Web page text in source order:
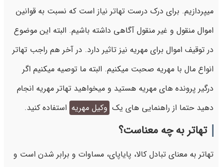
میپردازیم. برای درک درست تهاتر نیاز است که نسبت به قوانین
اموال منقول و غیر منقول آگاهی داشته باشیم. البته این موضوع
در توقیف اموال برای مهریه نیز تاثیر دارد. در آخر هم راجب تهاتر
انواع مال با مهریه صحبت میکنیم. البته ما توصیه میکنیم اگر
درگیر پرونده های مهریه هستید و میخواهید تهاتر مهریه انجام
دهید حتما از راهنمایی های یک وکیل مهریه استفاده کنید.
تهاتر به چه معناست؟
تهاتر به معنای تبادل کالا، پایاپای، مساوات و برابر شدن است و